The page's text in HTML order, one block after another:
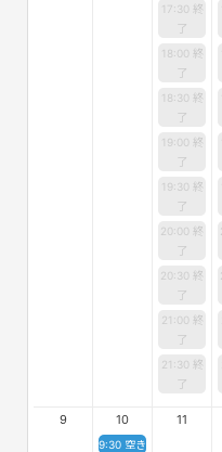
17:30 終
了
18:00 終
了
18:30 終
了
19:00 終
了
19:30 終
了
20:00 終
了
20:30 終
了
21:00 終
了
21:30 終
了
9 10
9:30 空き
11